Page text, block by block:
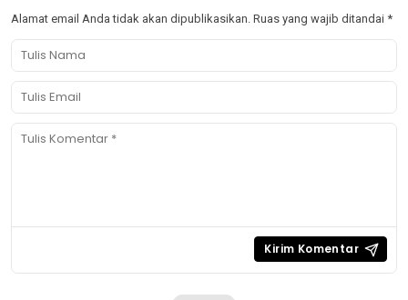
Alamat email Anda tidak akan dipublikasikan. Ruas yang wajib ditandai *